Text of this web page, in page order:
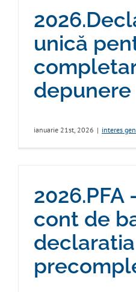
unică
depunere
ianuarie 21st, 2026 | interes
2026.PFA
cont de